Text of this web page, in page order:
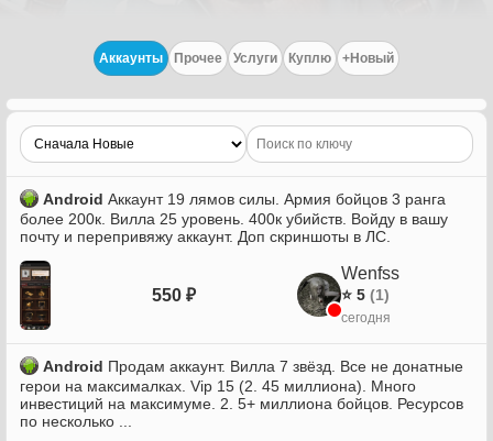
Аккаунты Прочее Услуги Куплю +Новый
Android Аккаунт 19 лямов силы. Армия бойцов 3 ранга
более 200к. Вилла 25 уровень. 400к убийств. Войду в вашу
почту и перепривяжу аккаунт. Доп скриншоты в ЛС.
550 ₽
Wenfss
⭐ 5 (1)
сегодня
Android Продам аккаунт. Вилла 7 звёзд. Все не донатные
герои на максималках. Vip 15 (2. 45 миллиона). Много
инвестиций на максимуме. 2. 5+ миллиона бойцов. Ресурсов
по несколько ...